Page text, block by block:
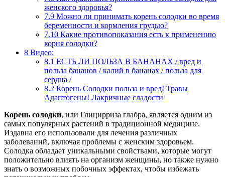
женского здоровья?
7.9 Можно ли принимать корень солодки во время
беременности и кормления грудью?
7.10 Какие противопоказания есть к применению
корня солодки?
8 Видео:
8.1 ЕСТЬ ЛИ ПОЛЬЗА В БАНАНАХ / вред и
польза бананов / калий в бананах / польза для
сердца /
8.2 Корень Солодки польза и вред! Травы
Адаптогены! Лакричные сладости
Корень солодки, или Глицирриза глабра, является одним из
самых популярных растений в традиционной медицине.
Издавна его использовали для лечения различных
заболеваний, включая проблемы с женским здоровьем.
Солодка обладает уникальными свойствами, которые могут
положительно влиять на организм женщины, но также нужно
знать о возможных побочных эффектах, чтобы избежать